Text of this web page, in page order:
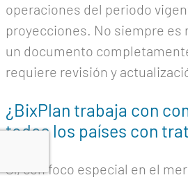
operaciones del periodo
proyecciones. No siempre
un documento
requiere revisión y
¿BixPlan trabaja con
todos los países con
Sí, con foco especial en el